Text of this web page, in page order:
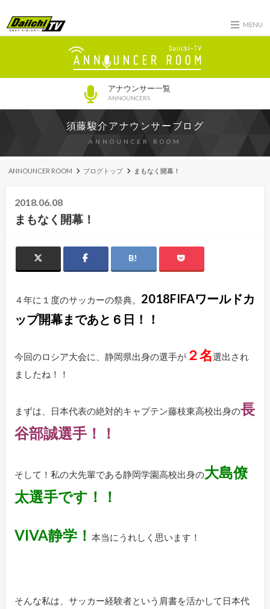
MENU
アナウンサー一覧
ANNOUNCERS
須藤駿介アナウンサーブログ
ANNOUNCER ROOM
ANNOUNCER ROOM ブログトップ まもなく開幕！
2018.06.08
まもなく開幕！
４年に１度のサッカーの祭典。 2018FIFAワールドカ
ップ開幕まであと６日！！
今回のロシア大会に、静岡県出身の選手が２名選出され
ましたね！！
まずは、日本代表の絶対的キャプテン藤枝東高校出身の長
谷部誠選手！！
そして！私の大先輩である静岡学園高校出身の大島僚
太選手です！！
VIVA静学！ 本当にうれしく思います！
そんな私は、サッカー経験者という肩書を活かして日本代